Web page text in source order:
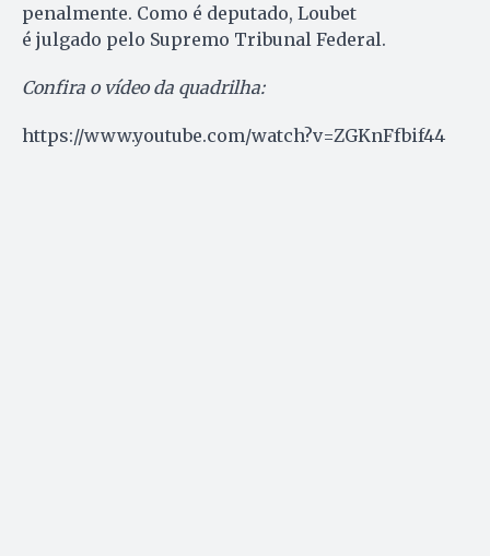
penalmente. Como é deputado, Loubet
é julgado pelo Supremo Tribunal Federal.
Confira o vídeo da quadrilha:
https://www.youtube.com/watch?v=ZGKnFfbif44